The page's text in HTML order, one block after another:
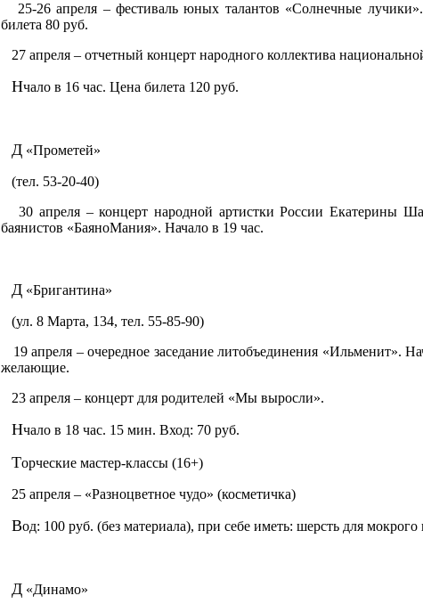
25-26 апреля – фестиваль юных талантов «Солнечные
билета 80 руб.
27 апреля – отчетный концерт народного коллектива
Нчало в 16 час. Цена билета 120 руб.
Д «Прометей»
(тел. 53-20-40)
30 апреля – концерт народной артистки России Екатерины
баянистов «БаяноМания». Начало в 19 час.
Д «Бригантина»
(ул. 8 Марта, 134, тел. 55-85-90)
19 апреля – очередное заседание литобъединения «Ильменит».
желающие.
23 апреля – концерт для родителей «Мы выросли».
Нчало в 18 час. 15 мин. Вход: 70 руб.
Торческие мастер-классы (16+)
25 апреля – «Разноцветное чудо» (косметичка)
Вод: 100 руб. (без материала), при себе иметь: шерсть для
Д «Динамо»